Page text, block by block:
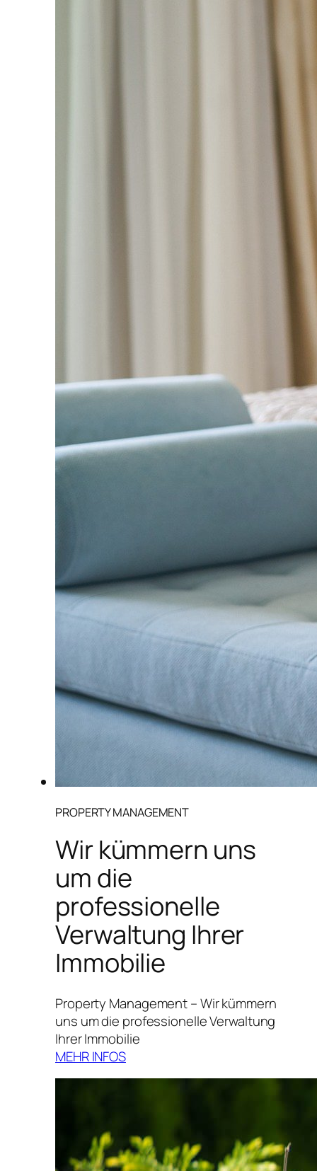
PROPERTY MANAGEMENT
Wir kümmern uns
um die
professionelle
Verwaltung Ihrer
Immobilie
Property Management – Wir kümmern
uns um die professionelle Verwaltung
Ihrer Immobilie
MEHR INFOS